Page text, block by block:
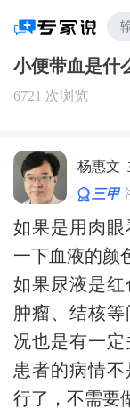
小便带血是什
6721 次浏览
杨惠文
三甲
如果是用肉
一下血液的颜
如果尿液是红
肿瘤、结核
况也是有一
患者的病情
行了，不需要